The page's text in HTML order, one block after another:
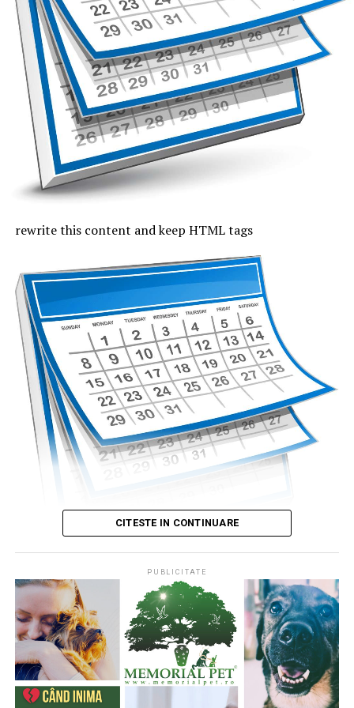
disconfortul termic se va menține accentuat. Maxima
termică va urca până la 36 de grade în partea
continentală, pe litoral vor fi 31 de grade, iar noaptea va
fi tropicală. Cerul va fi mai mult senin, iar vântul va sufla
slab și moderat.
Joi, cu excepția zonei de coastă, vremea va fi caniculară,
indicele temperatură-umezeală va depăși pe arii extinse
pragul critic de 80 de unități, iar temperaturile maxime
se vor încadra între 33 și 37 de grade, mai coborâte pe
litoral, unde vor fi 30 de grade. Noaptea, valorile termice
mult moderat și după-amiază vor fi posibile averse slabe.
Vineri, valorile termice nu mai trec de pragul caniculei,
la malul mării vor fi 33 de grade și minimele nocturne se
mențin între 19 și 24 de grade. Cerul va avea înnorări
temporare după-amiaza, când local vor fi averse slabe,
însoțite de fenomene electrice și intensificări de vânt.
rewrite this content and keep HTML tags
Publicat deCodrin RAITA,
4 august 2026, 05:00
S-a întâmplat într-o zi de 4 august
* Cu 333 de ani în urmă (1693), la această dată, monahul
francez, Dom Pérignon, degusta spuma unei băuturi
CITESTE IN CONTINUARE
PUBLICITATE